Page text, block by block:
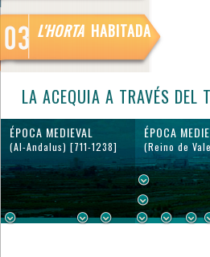
L'HORTA HABITADA
LA ACEQUIA A TRAVÉS DEL
ÉPOCA MEDIEVAL
(Al-Andalus) [711-1238]
ÉPOCA
(Reino de